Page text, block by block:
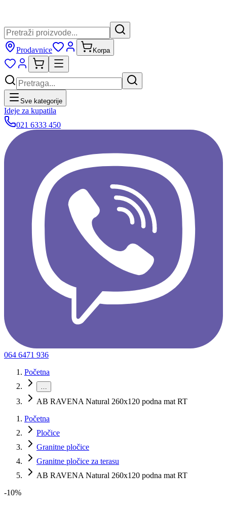
Prodavnice Korpa
Sve kategorije
Ideje za kupatila
021 6333 450
064 6471 936
Početna
…
AB RAVENA Natural 260x120 podna mat RT
Početna
Pločice
Granitne pločice
Granitne pločice za terasu
AB RAVENA Natural 260x120 podna mat RT
-10%